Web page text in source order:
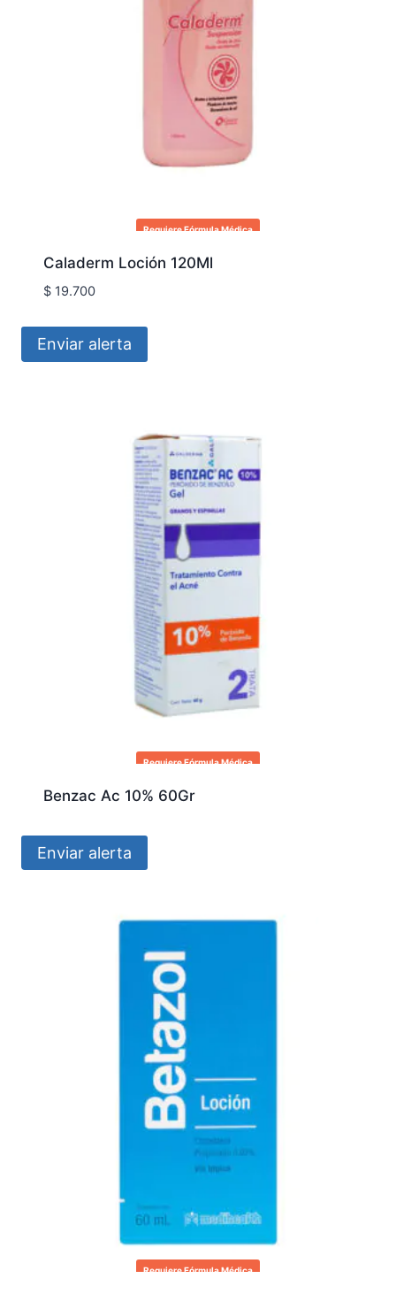
Requiere Fórmula Médica
Caladerm Loción 120Ml
$19.700
Enviar alerta
Requiere Fórmula Médica
Benzac Ac 10% 60Gr
Enviar alerta
Requiere Fórmula Médica